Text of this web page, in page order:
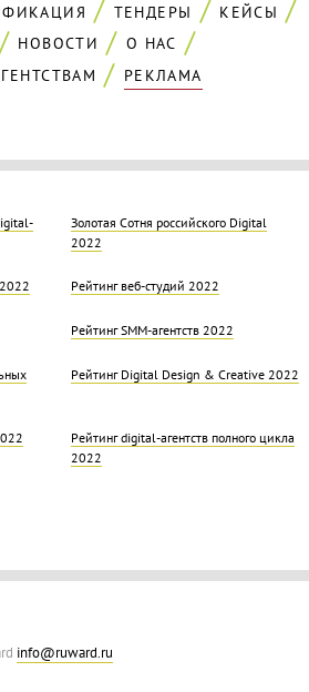
ТЕНДЕРЫ
КЕЙСЫ
НОВОСТИ
О НАС
РЕКЛАМА
Золотая Cотня российского Digital
2022
Рейтинг веб-студий 2022
Рейтинг SMM-агентств 2022
Рейтинг Digital Design & Creative 2022
Рейтинг digital-агентств полного цикла
2022
info@ruward.ru